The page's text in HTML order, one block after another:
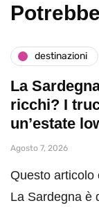
destinazioni
La
ricchi? I
un’estate
Agosto 7, 2026
Questo articolo
La Sardegna è